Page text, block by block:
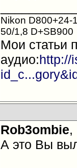
Nikon D800+24-
50/1,8 D+SB900
Мои статьи
аудио:http://
Rob3ombie,
А это Вы